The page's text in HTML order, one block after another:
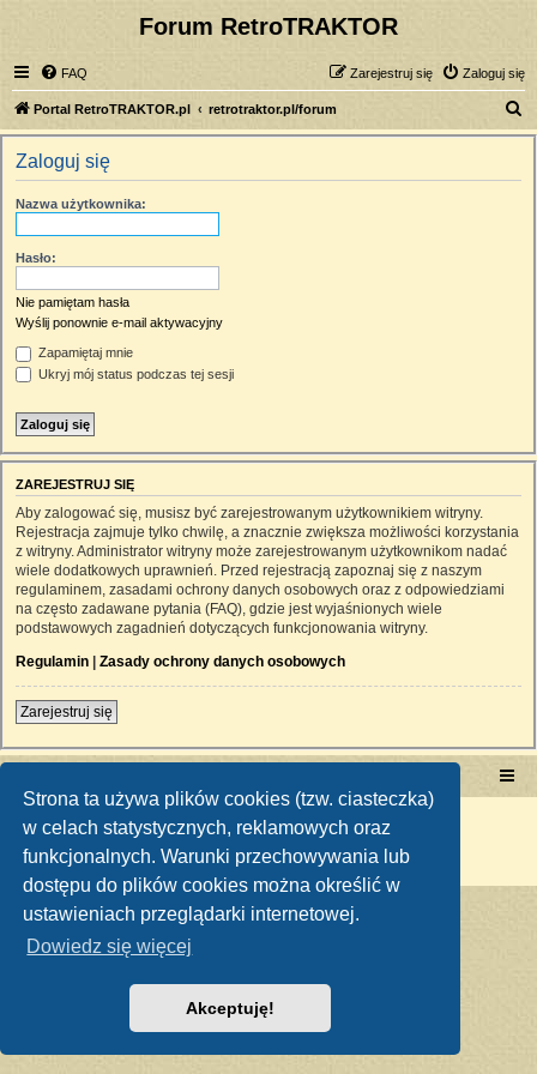
Strona ta używa plików cookies (tzw. ciasteczka)
w celach statystycznych, reklamowych oraz
funkcjonalnych. Warunki przechowywania lub
dostępu do plików cookies można określić w
ustawieniach przeglądarki internetowej.
Dowiedz się więcej
Akceptuję!
Forum RetroTRAKTOR
FAQ Zaloguj się
Zarejestruj się
Portal RetroTRAKTOR.pl retrotraktor.pl/forum
z
Zaloguj się
Nazwa użytkownika:
Hasło:
Nie pamiętam hasła
Wyślij ponownie e-mail aktywacyjny
Zapamiętaj mnie
Ukryj mój status podczas tej sesji
ZAREJESTRUJ SIĘ
Aby zalogować się, musisz być zarejestrowanym użytkownikiem witryny.
Rejestracja zajmuje tylko chwilę, a znacznie zwiększa możliwości korzystania
z witryny. Administrator witryny może zarejestrowanym użytkownikom nadać
wiele dodatkowych uprawnień. Przed rejestracją zapoznaj się z naszym
regulaminem, zasadami ochrony danych osobowych oraz z odpowiedziami
na często zadawane pytania (FAQ), gdzie jest wyjaśnionych wiele
podstawowych zagadnień dotyczących funkcjonowania witryny.
Regulamin | Zasady ochrony danych osobowych
Zarejestruj się
Technologię dostarcza phpBB ® Forum Software © phpBB Limited
Polski pakiet językowy dostarcza
Zasady ochrony danych osobowych|Regulamin